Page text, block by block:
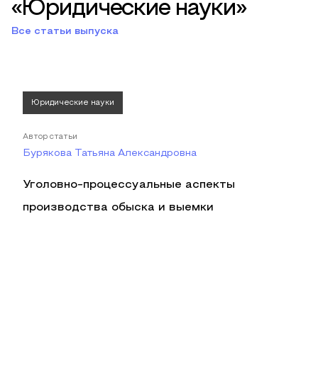
«Юридические науки»
Все статьи выпуска
Юридические науки
Автор статьи
Бурякова Татьяна Александровна
Уголовно-процессуальные аспекты
производства обыска и выемки